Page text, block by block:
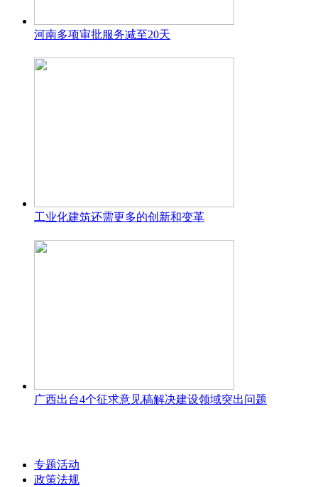
河南多项审批服务减至20天
工业化建筑还需更多的创新和变革
广西出台4个征求意见稿解决建设领域突出问题
专题活动
政策法规